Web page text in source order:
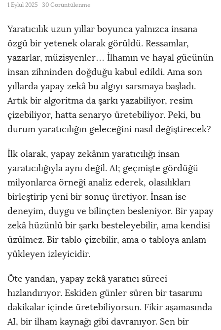
1 Eylül 2025 30 Görüntülenme
Yaratıcılık uzun yıllar boyunca yalnızca insana
özgü bir yetenek olarak görüldü. Ressamlar,
yazarlar, müzisyenler… İlhamın ve hayal gücünün
insan zihninden doğduğu kabul edildi. Ama son
yıllarda yapay zekâ bu algıyı sarsmaya başladı.
Artık bir algoritma da şarkı yazabiliyor, resim
çizebiliyor, hatta senaryo üretebiliyor. Peki, bu
durum yaratıcılığın geleceğini nasıl değiştirecek?
İlk olarak, yapay zekânın yaratıcılığı insan
yaratıcılığıyla aynı değil. AI; geçmişte gördüğü
milyonlarca örneği analiz ederek, olasılıkları
birleştirip yeni bir sonuç üretiyor. İnsan ise
deneyim, duygu ve bilinçten besleniyor. Bir yapay
zekâ hüzünlü bir şarkı besteleyebilir, ama kendisi
üzülmez. Bir tablo çizebilir, ama o tabloya anlam
yükleyen izleyicidir.
Öte yandan, yapay zekâ yaratıcı süreci
hızlandırıyor. Eskiden günler süren bir tasarımı
dakikalar içinde üretebiliyorsun. Fikir aşamasında
AI, bir ilham kaynağı gibi davranıyor. Sen bir